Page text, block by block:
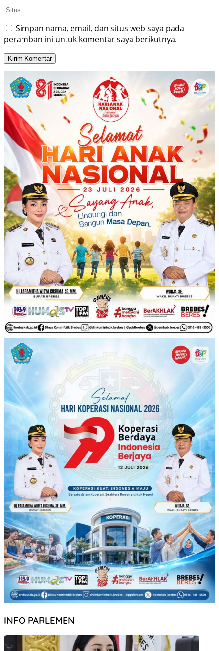
Simpan nama, email, dan situs web saya pada
peramban ini untuk komentar saya berikutnya.
INFO PARLEMEN